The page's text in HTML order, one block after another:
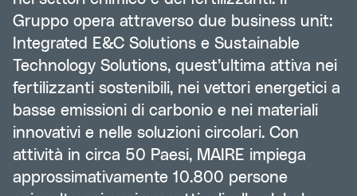
Gruppo opera attraverso due business unit:
Integrated E&C Solutions e Sustainable
Technology Solutions, quest’ultima attiva nei
fertilizzanti sostenibili, nei vettori energetici a
basse emissioni di carbonio e nei materiali
innovativi e nelle soluzioni circolari. Con
attività in circa 50 Paesi, MAIRE impiega
approssimativamente 10.800 persone